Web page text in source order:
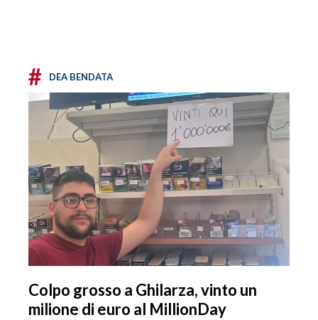
# DEA BENDATA
Colpo grosso a Ghilarza, vinto un
milione di euro al MillionDay